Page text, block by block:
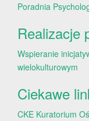
Poradnia
Realizacje
Wspieranie
wielokulturowym
Ciekawe
CKE Kuratorium